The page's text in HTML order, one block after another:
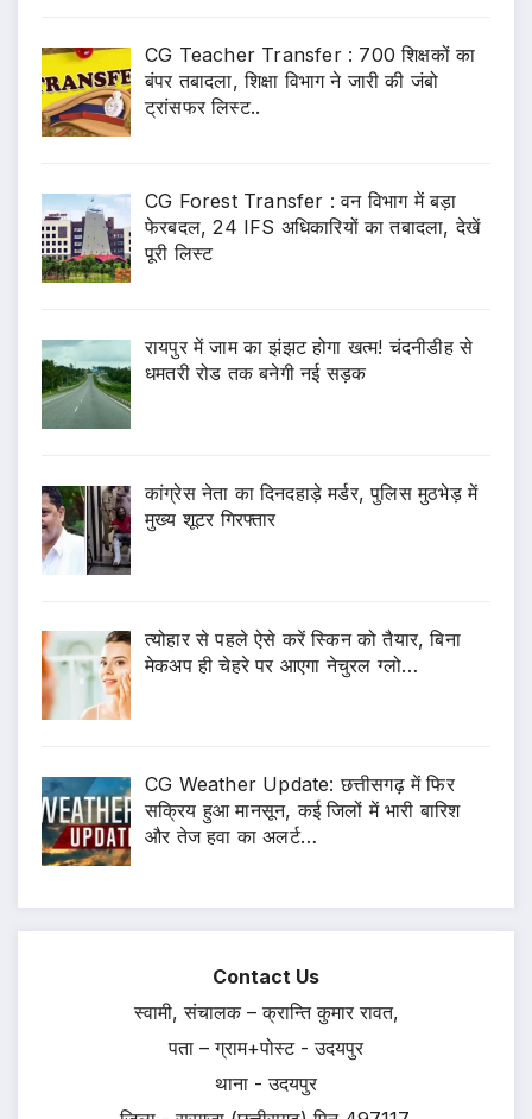
CG Teacher Transfer : 700 शिक्षकों का
बंपर तबादला, शिक्षा विभाग ने जारी की जंबो
ट्रांसफर लिस्ट..
CG Forest Transfer : वन विभाग में बड़ा
फेरबदल, 24 IFS अधिकारियों का तबादला, देखें
पूरी लिस्ट
रायपुर में जाम का झंझट होगा खत्म! चंदनीडीह से
धमतरी रोड तक बनेगी नई सड़क
कांग्रेस नेता का दिनदहाड़े मर्डर, पुलिस मुठभेड़ में
मुख्य शूटर गिरफ्तार
त्योहार से पहले ऐसे करें स्किन को तैयार, बिना
मेकअप ही चेहरे पर आएगा नेचुरल ग्लो…
CG Weather Update: छत्तीसगढ़ में फिर
सक्रिय हुआ मानसून, कई जिलों में भारी बारिश
और तेज हवा का अलर्ट…
Contact Us
स्वामी, संचालक – क्रान्ति कुमार रावत,
पता – ग्राम+पोस्ट - उदयपुर
थाना - उदयपुर